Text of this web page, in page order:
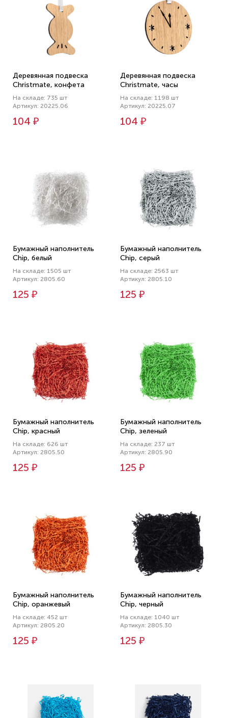
Деревянная подвеска
Christmate, конфета
На складе: 735 шт
Артикул: 20225.06
104 ₽
Деревянная подвеска
Christmate, часы
На складе: 1198 шт
Артикул: 20225.07
104 ₽
Бумажный наполнитель
Chip, белый
На складе: 1505 шт
Артикул: 2805.60
125 ₽
Бумажный наполнитель
Chip, серый
На складе: 2563 шт
Артикул: 2805.10
125 ₽
Бумажный наполнитель
Chip, красный
На складе: 626 шт
Артикул: 2805.50
125 ₽
Бумажный наполнитель
Chip, зеленый
На складе: 237 шт
Артикул: 2805.90
125 ₽
Бумажный наполнитель
Chip, оранжевый
На складе: 452 шт
Артикул: 2805.20
125 ₽
Бумажный наполнитель
Chip, черный
На складе: 1040 шт
Артикул: 2805.30
125 ₽